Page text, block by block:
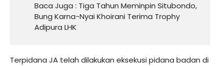
Baca Juga : Tiga Tahun Meminpin Situbondo,
Bung Karna-Nyai Khoirani Terima Trophy
Adipura LHK
Terpidana JA telah dilakukan eksekusi pidana badan di